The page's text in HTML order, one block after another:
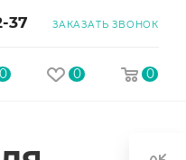
37 ЗАКАЗАТЬ ЗВОНОК
0 0